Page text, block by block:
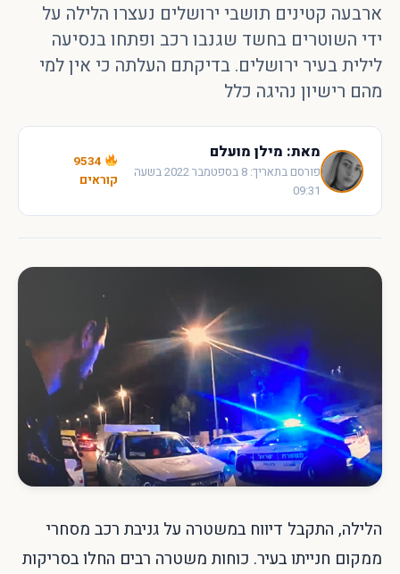
ארבעה קטינים תושבי ירושלים נעצרו הלילה על
ידי השוטרים בחשד שגנבו רכב ופתחו בנסיעה
לילית בעיר ירושלים. בדיקתם העלתה כי אין למי
מהם רישיון נהיגה כלל
מאת: מילן מועלם
פורסם בתאריך: 8 בספטמבר 2022 בשעה
09:31
9534
קוראים
הלילה, התקבל דיווח במשטרה על גניבת רכב מסחרי
ממקום חנייתו בעיר. כוחות משטרה רבים החלו בסריקות